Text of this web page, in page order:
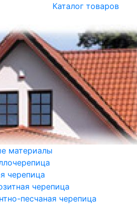
Каталог товаров
материалы
черепица
черепица
песчаная черепица